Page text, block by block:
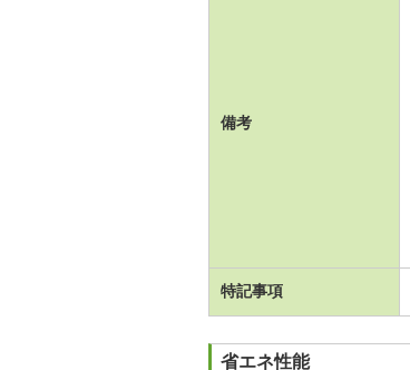
備考
特記事項
省エネ性能